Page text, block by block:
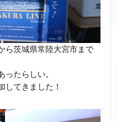
ら茨城県常陸大宮市まで
ったらしい。
してきました！